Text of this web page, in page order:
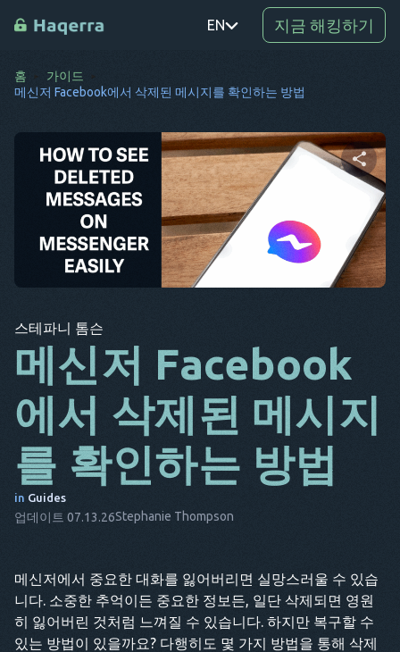
EN
PT
RO
DE
SV
BG
CS
DA
IT
TR
PT
지금 해킹하기
홈
가이드
메신저 Facebook에서 삭제된 메시지를 확인하는 방법
이 문서 공유하기
트위터 링크 복사
스테파니 톰슨
메신저 Facebook
에서 삭제된 메시지
를 확인하는 방법
in Guides
업데이트 07.13.26Stephanie Thompson
메신저에서 중요한 대화를 잃어버리면 실망스러울 수 있습
니다. 소중한 추억이든 중요한 정보든, 일단 삭제되면 영원
히 잃어버린 것처럼 느껴질 수 있습니다. 하지만 복구할 수
있는 방법이 있을까요? 다행히도 몇 가지 방법을 통해 삭제